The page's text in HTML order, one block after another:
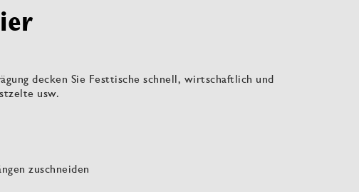
decken Sie Festtische schnell, wirtschaftlich und
usw.
zuschneiden